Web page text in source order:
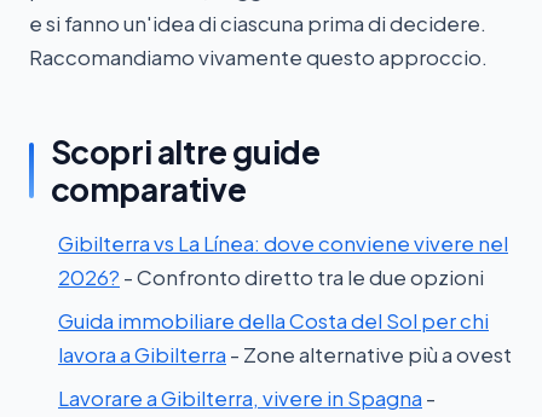
e si fanno un'idea di ciascuna prima di decidere.
Raccomandiamo vivamente questo approccio.
Scopri altre guide
comparative
Gibilterra vs La Línea: dove conviene vivere nel
2026? - Confronto diretto tra le due opzioni
Guida immobiliare della Costa del Sol per chi
lavora a Gibilterra - Zone alternative più a ovest
Lavorare a Gibilterra, vivere in Spagna -